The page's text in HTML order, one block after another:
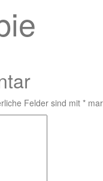
Felder sind mit*